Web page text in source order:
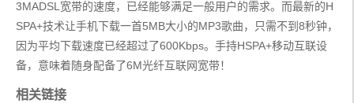
3MADSL宽带的速度，已经能够满足一般用户的需求。而最新的H
SPA+技术让手机下载一首5MB大小的MP3歌曲，只需不到8秒钟，
因为平均下载速度已经超过了600Kbps。手持HSPA+移动互联设
备，意味着随身配备了6M光纤互联网宽带！
相关链接